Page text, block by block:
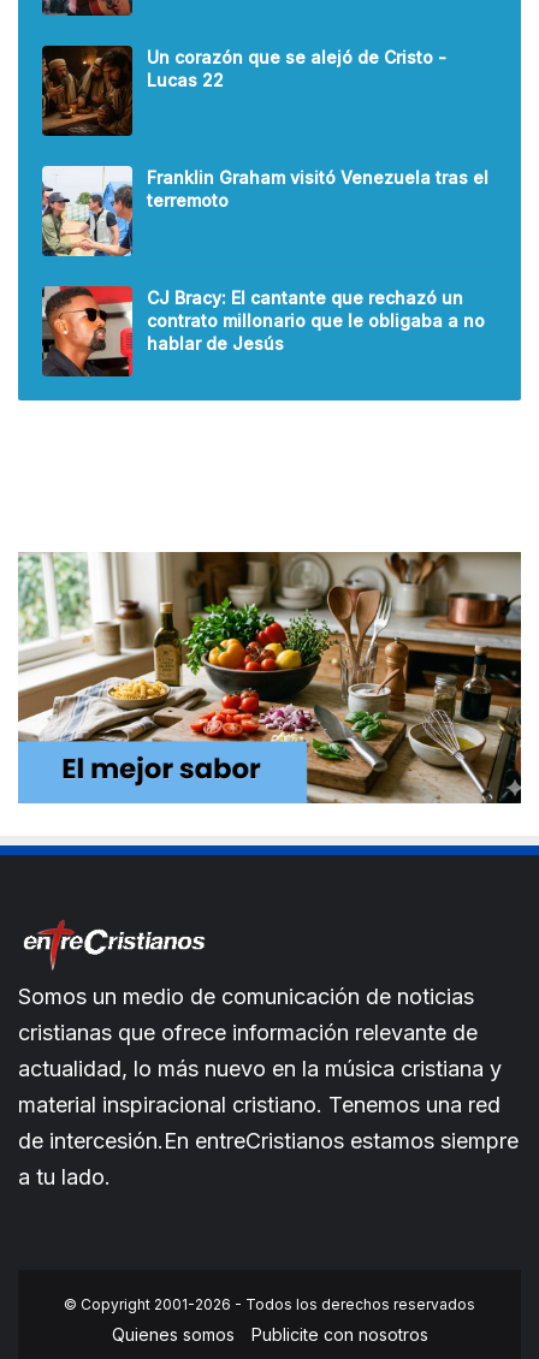
Un corazón que se alejó de Cristo -
Lucas 22
Franklin Graham visitó Venezuela tras el
terremoto
CJ Bracy: El cantante que rechazó un
contrato millonario que le obligaba a no
hablar de Jesús
Somos un medio de comunicación de noticias
cristianas que ofrece información relevante de
actualidad, lo más nuevo en la música cristiana y
material inspiracional cristiano. Tenemos una red
de intercesión.En entreCristianos estamos siempre
a tu lado.
© Copyright 2001-2026 - Todos los derechos reservados
Quienes somos Publicite con nosotros